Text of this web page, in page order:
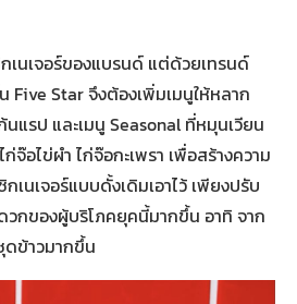
เนเจอร์ของแบรนด์ แต่ด้วยเทรนด์
Five Star จึงต้องเพิ่มเมนูให้หลาก
นแรป และเมนู Seasonal ที่หมุนเวียน
จ๊อไข่ผำ ไก่จ๊อกะเพรา เพื่อสร้างความ
นเจอร์แบบดั้งเดิมเอาไว้ เพียงปรับ
กของผู้บริโภคยุคนี้มากขึ้น อาทิ จาก
ดข้าวมากขึ้น